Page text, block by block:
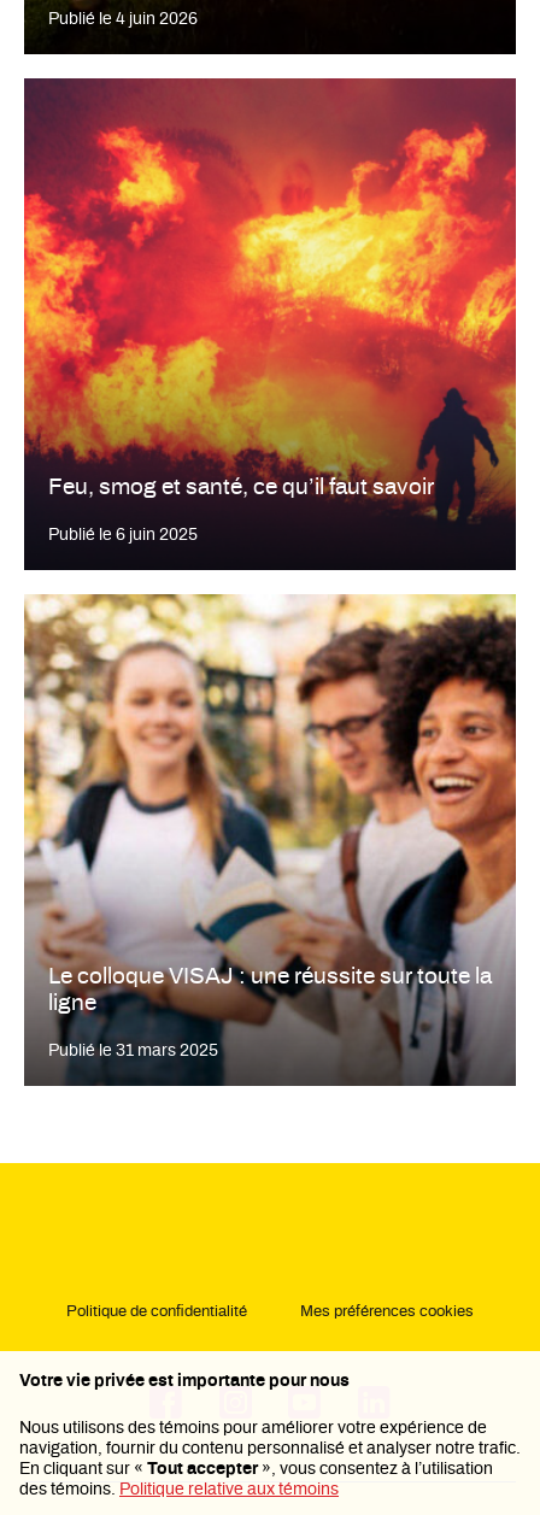
Publié le 4 juin 2026
Feu, smog et santé, ce qu’il faut savoir
Publié le 6 juin 2025
Le colloque VISAJ : une réussite sur toute la
ligne
Publié le 31 mars 2025
Politique de confidentialité Mes préférences cookies
Votre vie privée est importante pour nous
Nous utilisons des témoins pour améliorer votre expérience de
navigation, fournir du contenu personnalisé et analyser notre trafic.
En cliquant sur « Tout accepter», vous consentez à l’utilisation
des témoins. Politique relative aux témoins